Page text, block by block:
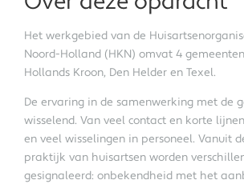
Het werkgebied van de
Noord-Holland (HKN) omvat 4
Hollands Kroon, Den Helder en Texel.
De ervaring in de samenwerking met de
wisselend. Van veel contact en korte
en veel wisselingen in personeel. Vanuit
praktijk van huisartsen worden
gesignaleerd: onbekendheid met het